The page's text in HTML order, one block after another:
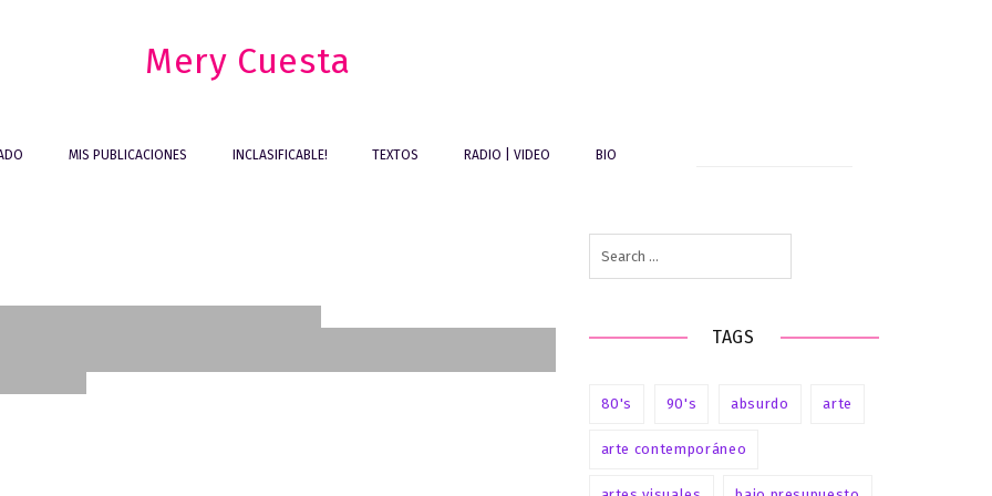
Mery Cuesta
MIS PUBLICACIONES INCLASIFICABLE! TEXTOS RADIO | VIDEO BIO
|
la carne
for:
TAGS
80's 90's absurdo arte
arte contemporáneo